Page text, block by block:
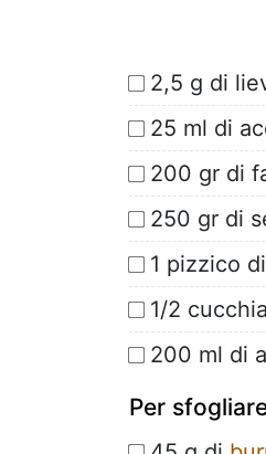
2,5 g di
25 ml di
200 gr di
250 gr di
1 pizzico di
1/2
200 ml di
Per